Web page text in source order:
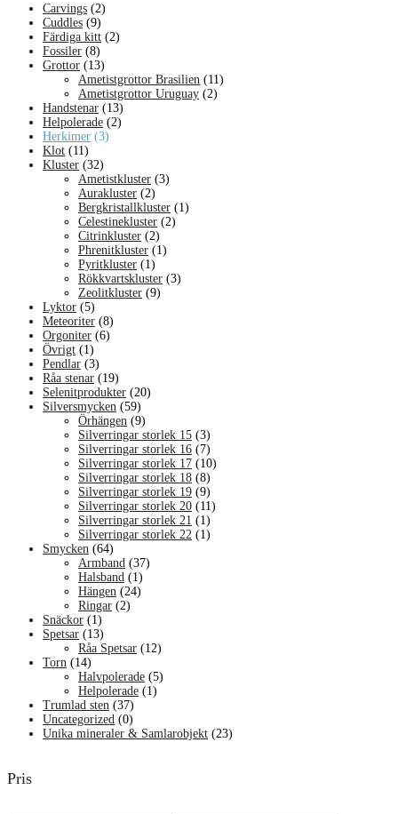
Carvings (2)
Cuddles (9)
Färdiga kitt (2)
Fossiler (8)
Grottor (13)
Ametistgrottor Brasilien (11)
Ametistgrottor Uruguay (2)
Handstenar (13)
Helpolerade (2)
Herkimer (3)
Klot (11)
Kluster (32)
Ametistkluster (3)
Aurakluster (2)
Bergkristallkluster (1)
Celestinekluster (2)
Citrinkluster (2)
Phrenitkluster (1)
Pyritkluster (1)
Rökkvartskluster (3)
Zeolitkluster (9)
Lyktor (5)
Meteoriter (8)
Orgoniter (6)
Övrigt (1)
Pendlar (3)
Råa stenar (19)
Selenitprodukter (20)
Silversmycken (59)
Örhängen (9)
Silverringar storlek 15 (3)
Silverringar storlek 16 (7)
Silverringar storlek 17 (10)
Silverringar storlek 18 (8)
Silverringar storlek 19 (9)
Silverringar storlek 20 (11)
Silverringar storlek 21 (1)
Silverringar storlek 22 (1)
Smycken (64)
Armband (37)
Halsband (1)
Hängen (24)
Ringar (2)
Snäckor (1)
Spetsar (13)
Råa Spetsar (12)
Torn (14)
Halvpolerade (5)
Helpolerade (1)
Trumlad sten (37)
Uncategorized (0)
Unika mineraler & Samlarobjekt (23)
Pris